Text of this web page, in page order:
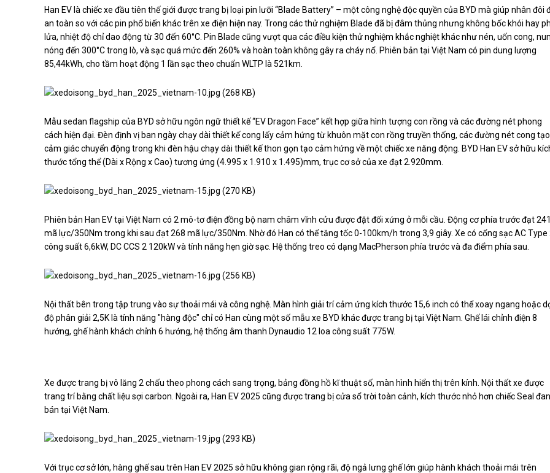
Han EV là chiếc xe đầu tiên thế giới được trang bị loại pin lưỡi “Blade Battery” – một công nghệ độc quyền của BYD mà giúp nhân đôi
an toàn so với các pin phổ biến khác trên xe điện hiện nay. Trong các thử nghiệm Blade đã bị đâm thủng nhưng không bốc khói hay
lửa, nhiệt độ chỉ dao động từ 30 đến 60°C. Pin Blade cũng vượt qua các điều kiện thử nghiệm khắc nghiệt khác như nén, uốn cong,
nóng đến 300°C trong lò, và sạc quá mức đến 260% và hoàn toàn không gây ra cháy nổ. Phiên bản tại Việt Nam có pin dung lượng
85,44kWh, cho tầm hoạt động 1 lần sạc theo chuẩn WLTP là 521km.
Mẫu sedan flagship của BYD sở hữu ngôn ngữ thiết kế “EV Dragon Face” kết hợp giữa hình tượng con rồng và các đường nét phong
cách hiện đại. Đèn định vị ban ngày chạy dài thiết kế cong lấy cảm hứng từ khuôn mặt con rồng truyền thống, các đường nét cong tạo
cảm giác chuyển động trong khi đèn hậu chạy dài thiết kế thon gọn tạo cảm hứng về một chiếc xe năng động. BYD Han EV sở hữu
thước tổng thể (Dài x Rộng x Cao) tương ứng (4.995 x 1.910 x 1.495)mm, trục cơ sở của xe đạt 2.920mm.
Phiên bản Han EV tại Việt Nam có 2 mô-tơ điện đồng bộ nam châm vĩnh cửu được đặt đối xứng ở mỗi cầu. Động cơ phía trước đạt 241
mã lực/350Nm trong khi sau đạt 268 mã lực/350Nm. Nhờ đó Han có thể tăng tốc 0-100km/h trong 3,9 giây. Xe có cổng sạc AC Type
công suất 6,6kW, DC CCS 2 120kW và tính năng hẹn giờ sạc. Hệ thống treo có dạng MacPherson phía trước và đa điểm phía sau.
Nội thất bên trong tập trung vào sự thoải mái và công nghệ. Màn hình giải trí cảm ứng kích thước 15,6 inch có thể xoay ngang hoặc
độ phân giải 2,5K là tính năng "hàng độc" chỉ có Han cùng một số mẫu xe BYD khác được trang bị tại Việt Nam. Ghế lái chỉnh điện 8
hướng, ghế hành khách chỉnh 6 hướng, hệ thống âm thanh Dynaudio 12 loa công suất 775W.
Xe được trang bị vô lăng 2 chấu theo phong cách sang trọng, bảng đồng hồ kĩ thuật số, màn hình hiển thị trên kính. Nội thất xe được
trang trí bằng chất liệu sợi carbon. Ngoài ra, Han EV 2025 cũng được trang bị cửa sổ trời toàn cảnh, kích thước nhỏ hơn chiếc Seal
bán tại Việt Nam.
Với trục cơ sở lớn, hàng ghế sau trên Han EV 2025 sở hữu không gian rộng rãi, độ ngả lưng ghế lớn giúp hành khách thoải mái trên